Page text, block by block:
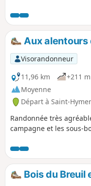
verdoyant et boisé, se
place où se tiennent
cimetière, dans lequel
Denis, l'auberge et le
Aux
Visorandonneur
11,96 km
+211 m
Moyenne
Départ à Saint-
Randonnée très
campagne et les sous-
Bois du Breuil